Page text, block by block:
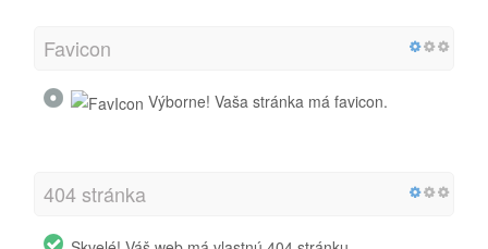
Favicon
Výborne! Vaša stránka má favicon.
404 stránka